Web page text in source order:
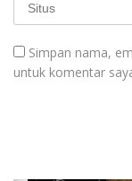
Simpan nama,
untuk komentar